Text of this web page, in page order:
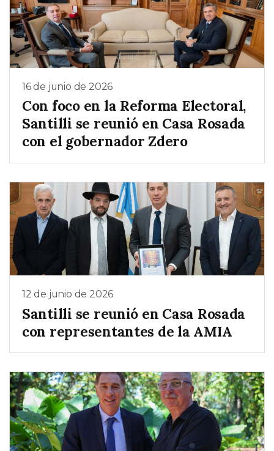
16 de junio de 2026
Con foco en la Reforma Electoral,
Santilli se reunió en Casa Rosada
con el gobernador Zdero
12 de junio de 2026
Santilli se reunió en Casa Rosada
con representantes de la AMIA